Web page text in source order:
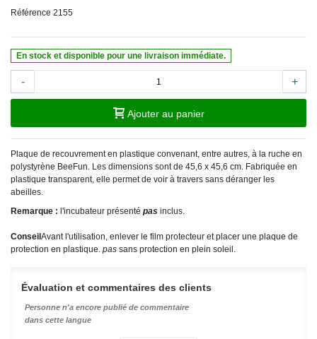
Référence 2155
En stock et disponible pour une livraison immédiate.
- +
Ajouter au panier
Plaque de recouvrement en plastique convenant, entre autres, à la ruche en
polystyrène BeeFun. Les dimensions sont de 45,6 x 45,6 cm. Fabriquée en
plastique transparent, elle permet de voir à travers sans déranger les
abeilles.
Remarque : l'incubateur présenté pas inclus.
Conseil Avant l'utilisation, enlever le film protecteur et placer une plaque de
protection en plastique. pas sans protection en plein soleil.
Évaluation et commentaires des clients
Personne n'a encore publié de commentaire
dans cette langue